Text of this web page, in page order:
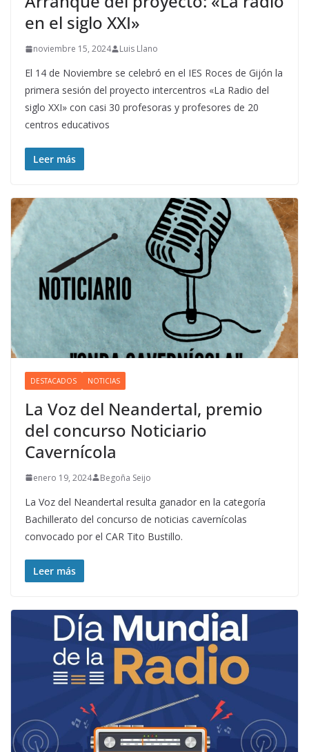
en el siglo XXI»
noviembre 15, 2024 Luis Llano
El 14 de Noviembre se celebró en el IES Roces de Gijón la
primera sesión del proyecto intercentros «La Radio del
siglo XXI» con casi 30 profesoras y profesores de 20
centros educativos
Leer más
DESTACADOS NOTICIAS
La Voz del Neandertal, premio
del concurso Noticiario
Cavernícola
enero 19, 2024 Begoña Seijo
La Voz del Neandertal resulta ganador en la categoría
Bachillerato del concurso de noticias cavernícolas
convocado por el CAR Tito Bustillo.
Leer más